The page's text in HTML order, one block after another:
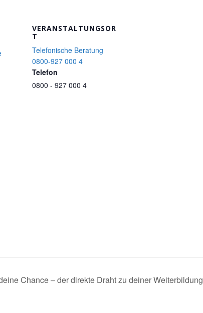
VERANSTALTUNGSOR
T
Telefonische Beratung
0800-927 000 4
Telefon
0800 - 927 000 4
Chance – der direkte Draht zu deiner Weiterbildung